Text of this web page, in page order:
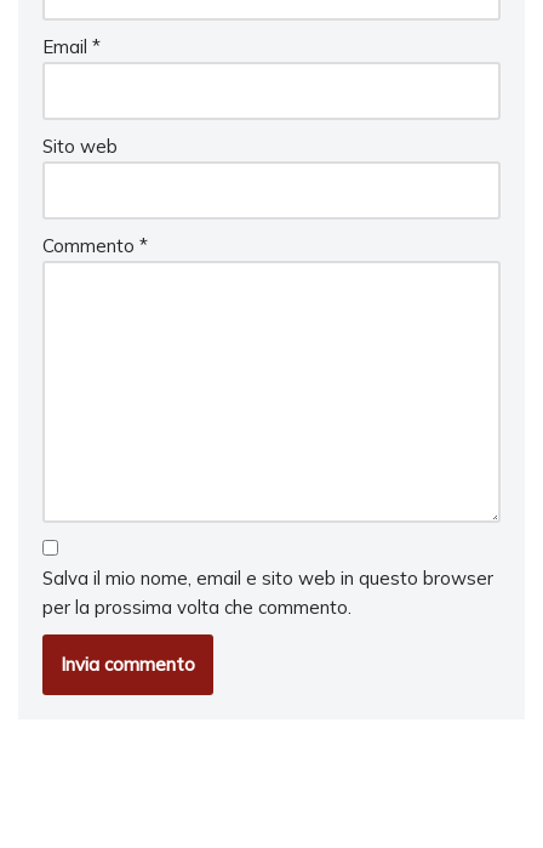
Email *
Sito web
Commento *
Salva il mio nome, email e sito web in questo browser
per la prossima volta che commento.